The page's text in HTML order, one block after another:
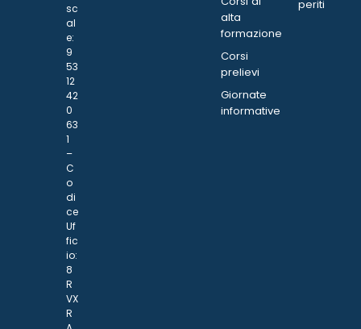
sc
al
e:
9
53
12
42
0
63
1
–
C
o
di
ce
Uf
fic
io:
8
R
VX
R
alta
formazione
Corsi
prelievi
Giornate
informative
periti